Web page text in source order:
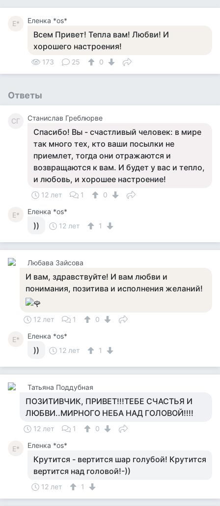
Е* Еленка *os*
Всем Привет! Тепла вам! Любви! И
хорошего настроения!
173 25 0
Ответы
СГ Станислав Греблюрве
Спасибо! Вы - счастливый человек: в мире
так много тех, кто ваши посылки не
приемлет, тогда они отражаются и
возвращаются к вам. И будет у вас и тепло,
и любовь, и хорошее настроение!
12 лет 1 0
Е* Еленка *os*
)) 12 лет 1
Любава Зайсова
И вам, здравствуйте! И вам любви и
понимания, позитива и исполнения желаний!
12 лет 1 0
Е* Еленка *os*
)) 12 лет 1
Татьяна Поддубная
ПОЗИТИВЧИК, ПРИВЕТ!!!ТЕБЕ СЧАСТЬЯ И
ЛЮБВИ..МИРНОГО НЕБА НАД ГОЛОВОЙ!!!!
12 лет 1 0
Е* Еленка *os*
Крутится - вертится шар голубой! Крутится
вертится над головой!-))
12 лет 1